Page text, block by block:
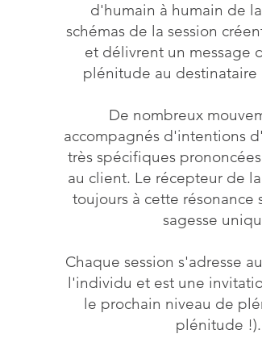
d'humain à humain de
schémas de la session
et délivrent un message
plénitude au destinataire
De nombreux
accompagnés d'intentions
très spécifiques
au client. Le récepteur de
toujours à cette résonance
sagesse
Chaque session s'adresse
l'individu et est une
le prochain niveau de
plénitude !).